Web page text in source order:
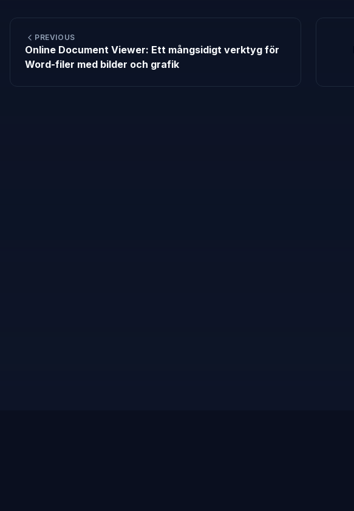
PREVIOUS
Online Document Viewer: Ett mångsidigt verktyg för
Word-filer med bilder och grafik